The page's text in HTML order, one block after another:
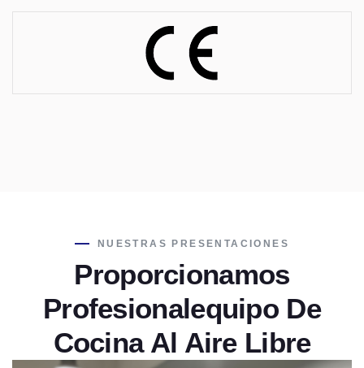
NUESTRAS PRESENTACIONES
Proporcionamos
ProfesionalEquipo De
Cocina Al Aire Libre